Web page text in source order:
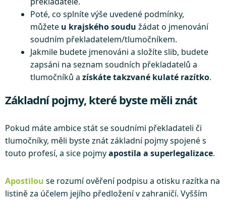
Poté, co splníte výše uvedené podmínky,
můžete u krajského soudu žádat o jmenování
soudním překladatelem/tlumočníkem.
Jakmile budete jmenováni a složíte slib, budete
zapsáni na seznam soudních překladatelů a
tlumočníků a získáte takzvané kulaté razítko.
Základní pojmy, které byste měli znát
Pokud máte ambice stát se soudními překladateli či
tlumočníky, měli byste znát základní pojmy spojené s
touto profesí, a sice pojmyapostila a superlegalizace.
Apostilou se rozumí ověření podpisu a otisku razítka na
listině za účelem jejího předložení v zahraničí. Vyšším